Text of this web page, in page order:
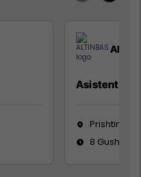
Asistente e
Prishtinë
8 Gusht